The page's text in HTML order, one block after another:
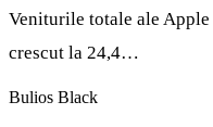
Veniturile totale ale Apple
crescut la 24,4…
Bulios Black